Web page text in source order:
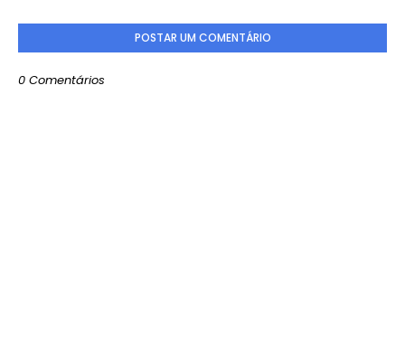
POSTAR UM COMENTÁRIO
0 Comentários